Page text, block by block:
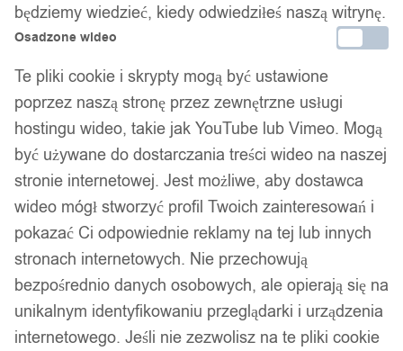
Gwarancja producenta
Wsparcie w zakupie
Podobne produkty
Produkty, które mogą Cię zainteresować
będziemy wiedzieć, kiedy odwiedziłeś naszą witrynę.
Osadzone wideo
Te pliki cookie i skrypty mogą być ustawione
poprzez naszą stronę przez zewnętrzne usługi
hostingu wideo, takie jak YouTube lub Vimeo. Mogą
być używane do dostarczania treści wideo na naszej
stronie internetowej. Jest możliwe, aby dostawca
wideo mógł stworzyć profil Twoich zainteresowań i
pokazać Ci odpowiednie reklamy na tej lub innych
stronach internetowych. Nie przechowują
bezpośrednio danych osobowych, ale opierają się na
unikalnym identyfikowaniu przeglądarki i urządzenia
internetowego. Jeśli nie zezwolisz na te pliki cookie